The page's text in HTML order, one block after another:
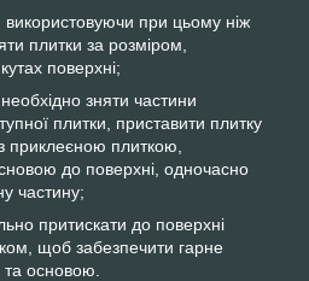
використовуючи при цьому ніж
плитки за розміром,
поверхні;
зняти частини
плитки, приставити плитку
приклеєною плиткою,
до поверхні, одночасно
частину;
притискати до поверхні
щоб забезпечити гарне
основою.